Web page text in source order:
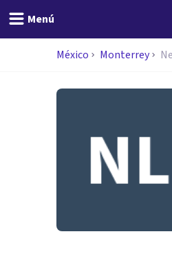
Menú
México Monterrey